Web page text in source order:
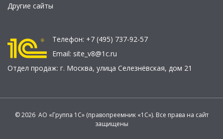
Другие сайты
Телефон: +7 (495) 737-92-57
Email: site_v8@1c.ru
Отдел продаж: г. Москва, улица Селезнёвская, дом 21
© 2026 АО «Группа 1С» (правопреемник «1С»). Все права на сайт
защищены